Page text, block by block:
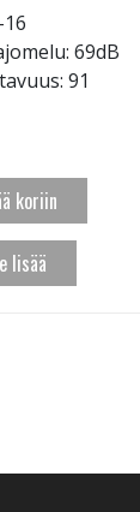
69dB
91
koriin
lisää